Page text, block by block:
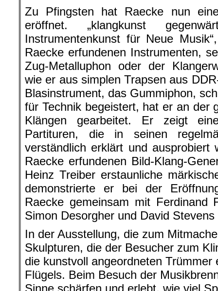
Zu Pfingsten hat Raecke nun
eröffnet. „klangkunst
Instrumentenkunst für Neue
Raecke erfundenen Instrumenten,
Zug-Metalluphon oder der
wie er aus simplen Trapsen aus
Blasinstrument, das Gummiphon,
für Technik begeistert, hat er an der
Klängen gearbeitet. Er zeigt
Partituren, die in seinen
verständlich erklärt und
Raecke erfundenen Bild-Klang-
Heinz Treiber erstaunliche
demonstrierte er bei der
Raecke gemeinsam mit Ferdinand
Simon Desorgher und David
In der Ausstellung, die zum
Skulpturen, die der Besucher zum
die kunstvoll angeordneten Trümmer
Flügels. Beim Besuch der
Sinne schärfen und erlebt, wie viel